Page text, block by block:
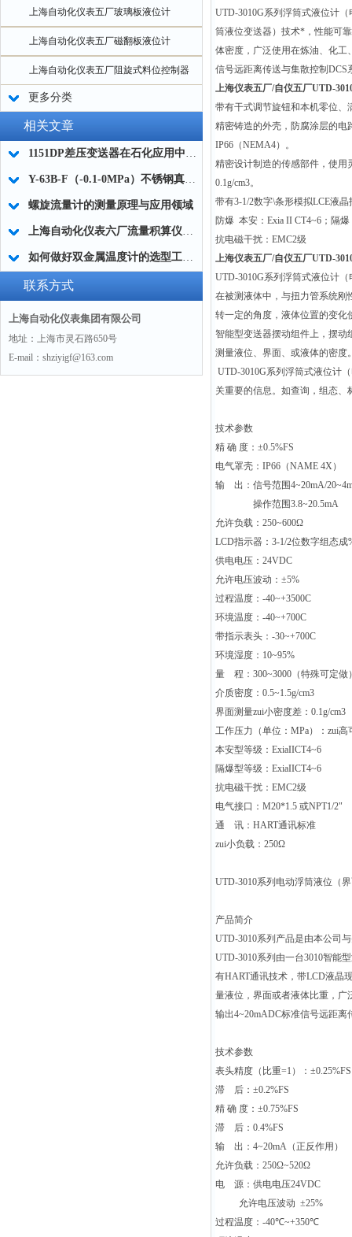
上海自动化仪表五厂玻璃板液位计
上海自动化仪表五厂磁翻板液位计
上海自动化仪表五厂阻旋式料位控制器
更多分类
相关文章
1151DP差压变送器在石化应用中的故障诊断与分析
Y-63B-F（-0.1-0MPa）不锈钢真空压力表的工作原理及选型
螺旋流量计的测量原理与应用领域
上海自动化仪表六厂流量积算仪有着过硬的特点
如何做好双金属温度计的选型工作呢？
联系方式
上海自动化仪表集团有限公司
地址：上海市灵石路650号
E-mail：shziyigf@163.com
UTD-3010G系列浮筒式液位计
筒液位变送器）技术*，性能可
体密度，广泛使用在炼油、化工
信号远距离传送与集散控制 DCS
上海仪表五厂/自仪五厂UTD-
带有干式调节旋钮和本机零位、
精密铸造的外壳，防腐涂层的电
IP66 （NEMA4）。
精密设计制造的传感部件，使用
0.1g/cm3。
带有3-1/2数字\条形模拟LCE液晶
防爆 本安： Exia II CT4~6 ；隔
抗电磁干扰： EMC2级
上海仪表五厂/自仪五厂UTD-
UTD-3010G系列浮筒式液位计
在被测液体中，与扭力管系统刚
转一定的角度，液体位置的变化
智能型变送器摆动组件上，摆动
测量液位、界面、或液体的密度
UTD-3010G系列浮筒式液位计
关重要的信息。如查询，组态、
技术参数
精 确 度： ±0.5%FS
电气罩壳： IP66 （NAME 4X）
输
出：信号范围4~20mA/
操作范围3.8~20.5mA
允许负载： 250~600Ω
LCD指示器： 3-1/2位数字组态成
供电电压： 24VDC
允许电压波动： ±5%
过程温度： -40~+3500C
环境温度： -40~+700C
带指示表头： -30~+700C
环境湿度： 10~95%
量
程： 300~3000 （特殊可定
介质密度： 0.5~1.5g/cm3
界面测量zui小密度差： 0.1g/cm3
工作压力（单位： MPa）：zui高
本安型等级： ExiaIICT4~6
隔爆型等级： ExiaIICT4~6
抗电磁干扰： EMC2级
电气接口： M20*1.5 或NPT1/2"
通
讯： HART通讯标准
zui小负载： 250Ω
UTD-3010系列电动浮筒液位（
产品简介
UTD-3010系列产品是由本公司
UTD-3010系列由一台3010智能
有HART通讯技术，带LCD液晶
量液位，界面或者液体比重，广
输出4~20mADC标准信号远距离
技术参数
表头精度（比重=1 ）： ±0.25%FS
滞
后： ±0.2%FS
精 确 度： ±0.75%FS
滞
后： 0.4%FS
输
出： 4~20mA （正反作用）
允许负载： 250Ω~520Ω
电
源：供电电压24VDC
允许电压波动 ±25%
过程温度： -40℃~+350℃